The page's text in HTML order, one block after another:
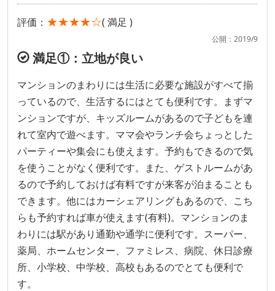
評価： ★★★★☆( 満足 )
公開：2019/9
満足①：立地が良い
マンションのまわりには生活に必要な施設がすべて揃
っているので、生活するにはとても便利です。まずマ
ンションですが、キッズルームがあるので子どもを連
れて室内で遊べます。ママ会やランチ会ちょっとした
パーティーや集会にも使えます。予約もできるので気
を使うことがなく便利です。また、ゲストルームがあ
るので予約しておけば有料ですが来客が泊まることも
できます。他にはカーシェアリングもあるので、こち
らも予約すれば車が使えます(有料)。マンションのま
わりには駅があり通勤や通学に便利です。スーパー、
薬局、ホームセンター、ファミレス、病院、休日診療
所、小学校、中学校、高校もあるのでとても便利で
す。